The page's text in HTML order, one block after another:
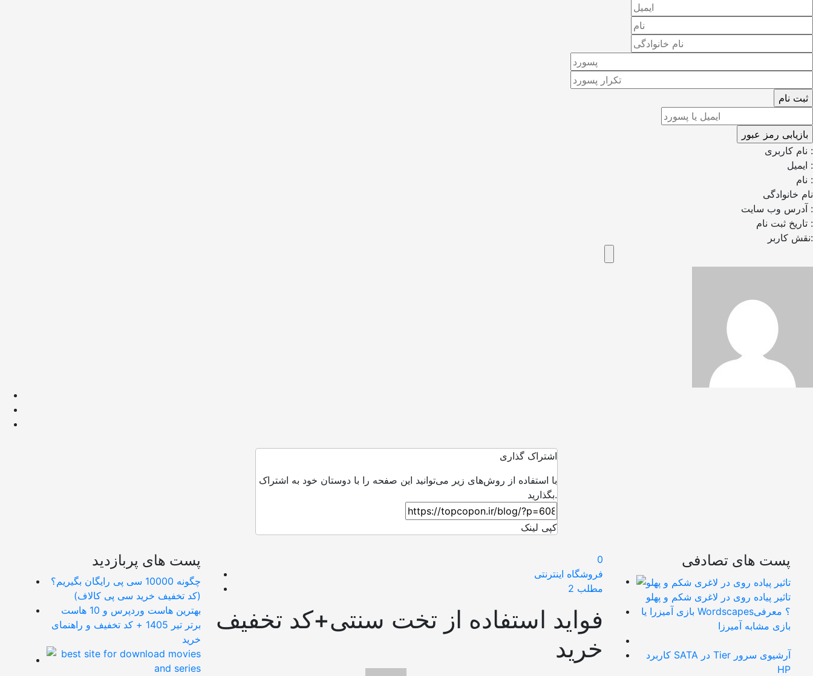
نام کاربری :
ایمیل :
نام :
نام خانوادگی
آدرس وب سایت :
تاریخ ثبت نام :
نقش کاربر:
اشتراک گذاری
با استفاده از روش‌های زیر می‌توانید این صفحه را با دوستان خود به اشتراک
بگذارید.
کپی لینک
پست های پربازدید
چگونه 10000 سی پی رایگان بگیریم؟
(کد تخفیف خرید سی پی کالاف)
بهترین هاست وردپرس و 10 هاست
برتر تیر 1405 + کد تخفیف و راهنمای
خرید
0
فروشگاه اینترنتی
مطلب 2
فواید استفاده از تخت سنتی+کد تخفیف
خرید
پست های تصادفی
تاثیر پیاده روی در لاغری شکم و پهلو
بازی آمیزرا یا Wordscapes؟ معرفی
بازی مشابه آمیرزا
کاربرد SATA در Tier آرشیوی سرور
HP